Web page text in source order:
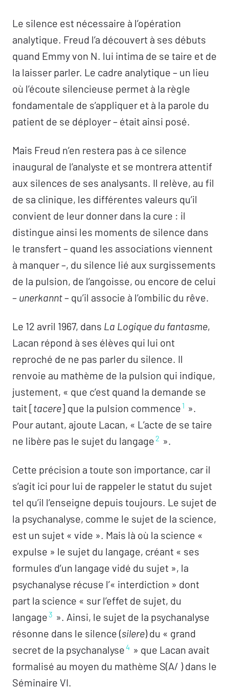
Philippe La Sagna
On ne se tait pas avec n’importe qui,
Dominique Holvoet
« Y a du psychanalyste », Valérie Bischoff
Le silence du sexe,Pierre Ebtinger
Topologie de la voix,Dominique Corpelet
Santé et traitement des corps parlants,
Caroline Doucet
Flower power,
Pierre Sidon
Le silence de la musique,
Valentine
Dechambre
La limite du monde qui parle,
Deborah
Gutermann-Jacquet
Rêves et cauchemars,
Pénélope Fay
Clinique
Le lapsus d’Agnès,Guy Briole
Blocage,Nathalie Jaudel
Un secret de famille,Nayahra Reis
Le silence de la nuit, Dalila Arpin
Les silences d’Alice, Patricia Loubet
La conjugaison des silences, Flavia Hofstetter
Sans fin, Philippe Hellebois
États de la psychanalyse
Arracher le temps à sa durée,Ana Viganó
Le silence actif avec Laure Naveau
Sur la passe
Rapport du cartel de la passe A, 1990-1992
Leçons cliniques de la passe : I
Rapport du cartel de la passe B, 1990-1992
Leçons cliniques de la passe : II
Bibliothèque
Thinking With Your Eyes
Des silences de la peinture, Gérard Wajcman
Le silence est nécessaire à l’opération
analytique. Freud l’a découvert à ses débuts
quand Emmy von N. lui intima de se taire et de
la laisser parler. Le cadre analytique – un lieu
où l’écoute silencieuse permet à la règle
fondamentale de s’appliquer et à la parole du
patient de se déployer – était ainsi posé.
Mais Freud n’en restera pas à ce silence
inaugural de l’analyste et se montrera attentif
aux silences de ses analysants. Il relève, au fil
de sa clinique, les différentes valeurs qu’il
convient de leur donner dans la cure : il
distingue ainsi les moments de silence dans
le transfert – quand les associations viennent
à manquer –, du silence lié aux surgissements
de la pulsion, de l’angoisse, ou encore de celui
– unerkannt– qu’il associe à l’ombilic du rêve.
Le 12 avril 1967, dans La Logique du fantasme,
Lacan répond à ses élèves qui lui ont
reproché de ne pas parler du silence. Il
renvoie au mathème de la pulsion qui indique,
justement, « que c’est quand la demande se
tait [tacere] que la pulsion commence 1 ».
Pour autant, ajoute Lacan, « L’acte de se taire
ne libère pas le sujet du langage 2 ».
Cette précision a toute son importance, car il
s’agit ici pour lui de rappeler le statut du sujet
tel qu’il l’enseigne depuis toujours. Le sujet de
la psychanalyse, comme le sujet de la science,
est un sujet « vide ». Mais là où la science «
expulse » le sujet du langage, créant « ses
formules d’un langage vidé du sujet », la
psychanalyse récuse l’« interdiction » dont
part la science « sur l’effet de sujet, du
langage3 ». Ainsi, le sujet de la psychanalyse
résonne dans le silence (silere) du « grand
secret de la psychanalyse4 » que Lacan avait
formalisé au moyen du mathème S(A/ ) dans le
Séminaire VI.